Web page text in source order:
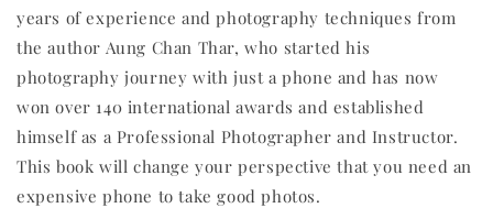
years of experience and photography techniques from
the author Aung Chan Thar, who started his
photography journey with just a phone and has now
won over 140 international awards and established
himself as a Professional Photographer and Instructor.
This book will change your perspective that you need an
expensive phone to take good photos.